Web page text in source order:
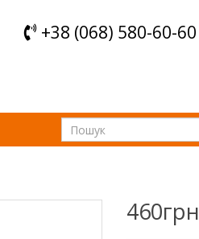
+38 (068) 580-60-60
460грн